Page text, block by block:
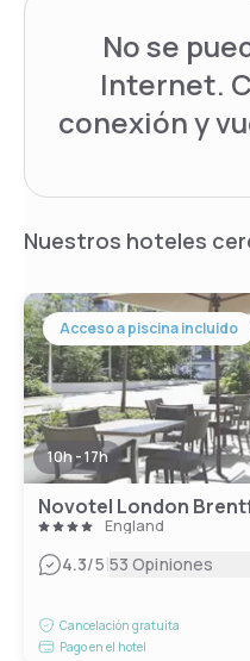
No se
Internet.
conexión y
Nuestros hoteles
Acceso a piscina incluido
10h - 17h
Novotel London
England
4.3/5|53 Opiniones
Cancelación gratuita
Pago en el hotel